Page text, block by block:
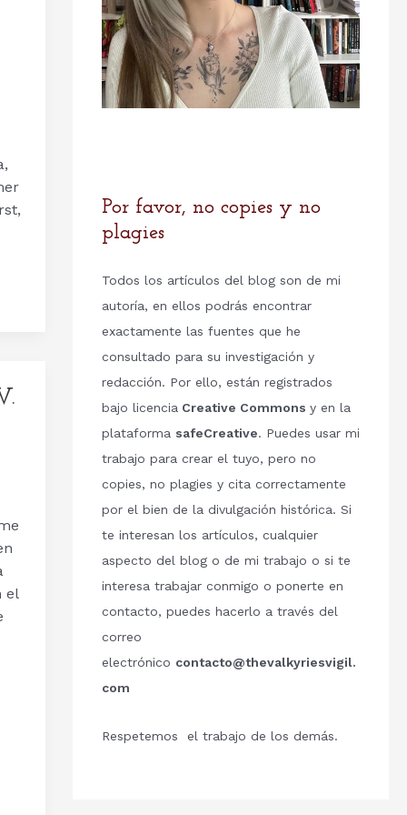
el
Por favor, no copies y no
plagies
Todos los artículos del blog son de mi
autoría, en ellos podrás encontrar
exactamente las fuentes que he
consultado para su investigación y
redacción. Por ello, están registrados
bajo licencia Creative Commons y en la
plataforma safeCreative. Puedes usar mi
trabajo para crear el tuyo, pero no
copies, no plagies y cita correctamente
por el bien de la divulgación histórica. Si
te interesan los artículos, cualquier
aspecto del blog o de mi trabajo o si te
interesa trabajar conmigo o ponerte en
contacto, puedes hacerlo a través del
correo
electrónico contacto@thevalkyriesvigil.
com
Respetemos el trabajo de los demás.